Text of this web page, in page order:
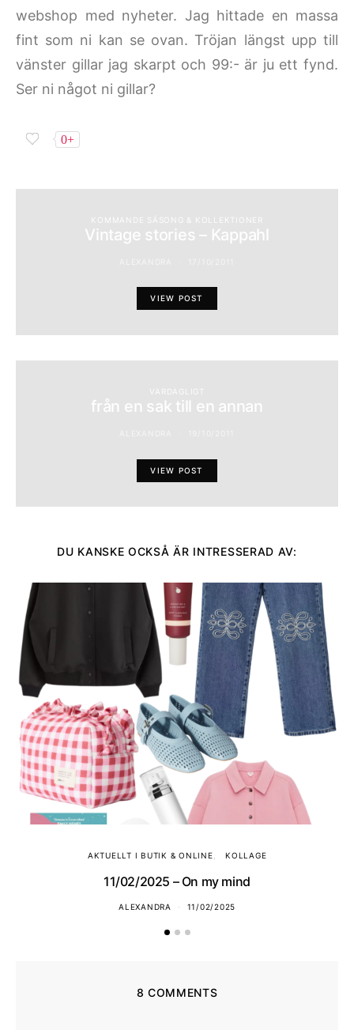
webshop med nyheter. Jag hittade en massa
fint som ni kan se ovan. Tröjan längst upp till
vänster gillar jag skarpt och 99:- är ju ett fynd.
Ser ni något ni gillar?
0+
KOMMANDE SÄSONG & KOLLEKTIONER
Vintage stories – Kappahl
VIEW POST
VARDAGLIGT
från en sak till en annan
VIEW POST
DU KANSKE OCKSÅ ÄR INTRESSERAD AV:
AKTUELLT I BUTIK & ONLINE KOLLAGE
11/02/2025 – On my mind
ALEXANDRA 11/02/2025
8 COMMENTS